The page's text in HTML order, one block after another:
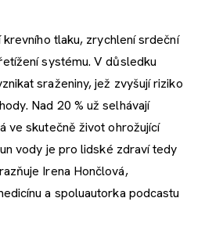
tlaku, zrychlení srdeční
systému. V důsledku
sraženiny, jež zvyšují riziko
Nad 20 % už selhávají
ve skutečně život ohrožující
vody je pro lidské zdraví tedy
Irena Hončlová,
a spoluautorka podcastu